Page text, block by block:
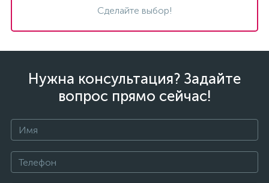
Сделайте выбор!
Нужна консультация? Задайте
вопрос прямо сейчас!